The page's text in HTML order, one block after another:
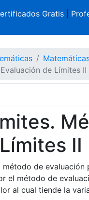
Gratis|
de Límites II
II
de evaluación
el método de
al cual tiende la